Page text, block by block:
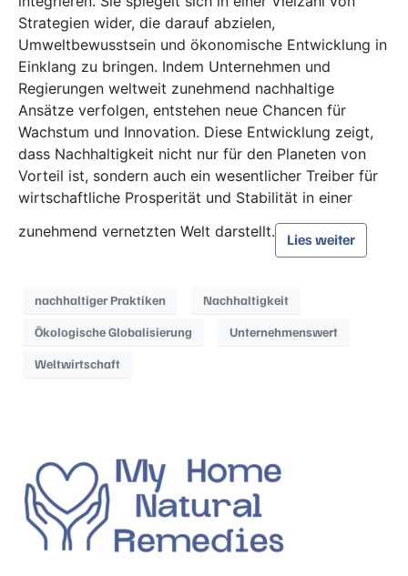
Strategien wider, die darauf abzielen,
Umweltbewusstsein und ökonomische Entwicklung in
Einklang zu bringen. Indem Unternehmen und
Regierungen weltweit zunehmend nachhaltige
Ansätze verfolgen, entstehen neue Chancen für
Wachstum und Innovation. Diese Entwicklung zeigt,
dass Nachhaltigkeit nicht nur für den Planeten von
Vorteil ist, sondern auch ein wesentlicher Treiber für
wirtschaftliche Prosperität und Stabilität in einer
zunehmend vernetzten Welt darstellt.
Lies weiter
nachhaltiger Praktiken Nachhaltigkeit
Ökologische Globalisierung Unternehmenswert
Weltwirtschaft